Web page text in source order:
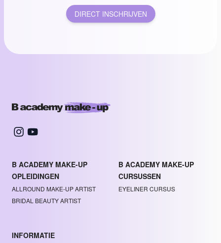
DIRECT INSCHRIJVEN
B ACADEMY MAKE-UP
OPLEIDINGEN
ALLROUND MAKE-UP ARTIST
BRIDAL BEAUTY ARTIST
B ACADEMY MAKE-UP
CURSUSSEN
EYELINER CURSUS
INFORMATIE